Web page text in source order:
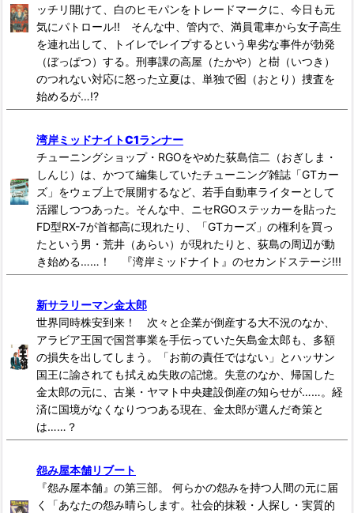
ッチリ開けて、白のヒモパンをトレードマークに、今日も元
気にパトロール!! そんな中、管内で、満員電車から女子高生
を連れ出して、トイレでレイプするという卑劣な事件が勃発
（ぼっぱつ）する。刑事課の高屋（たかや）と樹（いつき）
のつれない対応に怒った立夏は、単独で囮（おとり）捜査を
始めるが…!?
湾岸ミッドナイトC1ランナー
チューニングショップ・RGOをやめた荻島信二（おぎしま・
しんじ）は、かつて編集していたチューニング雑誌「GTカー
ズ」をウェブ上で展開するなど、若手自動車ライターとして
活躍しつつあった。そんな中、ニセRGOステッカーを貼った
FD型RX-7が首都高に現れたり、「GTカーズ」の権利を買っ
たという男・荒井（あらい）が現れたりと、荻島の周辺が動
き始める……！ 『湾岸ミッドナイト』のセカンドステージ!!!
新サラリーマン金太郎
世界同時株安到来！ 次々と企業が倒産する大不況のなか、
アラビア王国で国営事業を手伝っていた矢島金太郎も、多額
の損失を出してしまう。「お前の責任ではない」とハッサン
国王に諭されても拭えぬ失敗の記憶。失意のなか、帰国した
金太郎の元に、古巣・ヤマト中央建設倒産の知らせが……。経
済に国境がなくなりつつある現在、金太郎が選んだ奇策と
は……？
怨み屋本舗リブート
『怨み屋本舗』の第三部。 何らかの怨みを持つ人間の元に届
く「あなたの怨み晴らします。社会的抹殺・人探し・実質的